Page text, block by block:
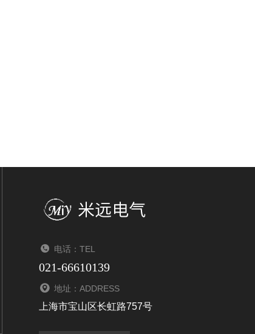
电话：TEL
021-66610139
地址：ADDRESS
上海市宝山区长虹路757号